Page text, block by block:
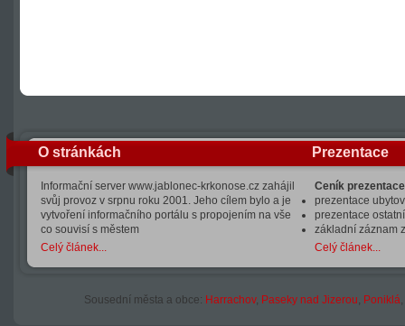
O stránkách
Informační server www.jablonec-krkonose.cz zahájil
svůj provoz v srpnu roku 2001. Jeho cílem bylo a je
vytvoření informačního portálu s propojením na vše
co souvisí s městem
Celý článek...
Prezentace
Ceník
prezentace
prezentace
základní záznam
Celý článek...
Sousední města a obce: Harrachov, Paseky nad Jizerou, Poniklá,